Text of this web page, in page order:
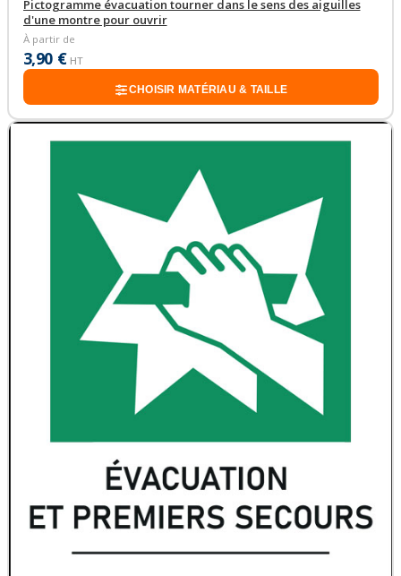
Pictogramme évacuation tourner dans le sens des aiguilles
d'une montre pour ouvrir
À partir de
3,90 € HT
CHOISIR MATÉRIAU & TAILLE